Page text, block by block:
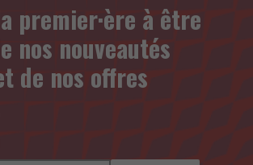
premier·ère à être
nos nouveautés
de nos offres